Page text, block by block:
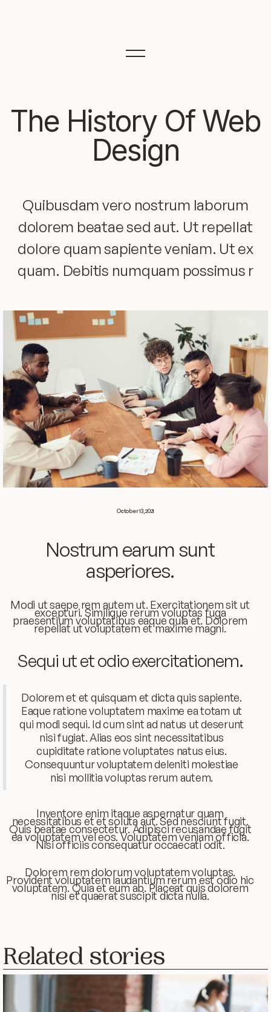
The History Of Web
Design
Quibusdam vero nostrum laborum
dolorem beatae sed aut. Ut repellat
dolore quam sapiente veniam. Ut ex
quam. Debitis numquam possimus r
October 13, 2021
Nostrum earum sunt
asperiores.
Modi ut saepe rem autem ut. Exercitationem sit ut
excepturi. Similique rerum voluptas fuga
praesentium voluptatibus eaque quia et. Dolorem
repellat ut voluptatem et maxime magni.
Sequi ut et odio exercitationem.
Dolorem et et quisquam et dicta quis sapiente.
Eaque ratione voluptatem maxime ea totam ut
qui modi sequi. Id cum sint ad natus ut deserunt
nisi fugiat. Alias eos sint necessitatibus
cupiditate ratione voluptates natus eius.
Consequuntur voluptatem deleniti molestiae
nisi mollitia voluptas rerum autem.
Inventore enim itaque aspernatur quam
necessitatibus et et soluta aut. Sed nesciunt fugit.
Quis beatae consectetur. Adipisci recusandae fugit
ea voluptatem vel eos. Voluptatem veniam officia.
Nisi officiis consequatur occaecati odit.
Dolorem rem dolorum voluptatem voluptas.
Provident voluptatem laudantium rerum est odio hic
voluptatem. Quia et eum ab. Placeat quis dolorem
nisi et quaerat suscipit dicta nulla.
Related stories